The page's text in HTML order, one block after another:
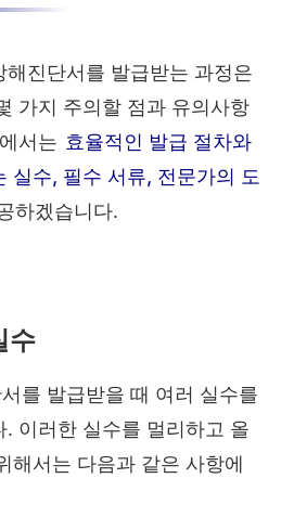
해진단서를 발급받는 과정은
가지 주의할 점과 유의사항
서는 효율적인 발급 절차와
실수, 필수 서류, 전문가의 도
하겠습니다.
수
를 발급받을 때 여러 실수를
. 이러한 실수를 멀리하고 올
해서는 다음과 같은 사항에